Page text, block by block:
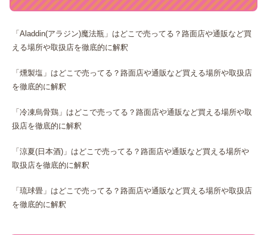
「Aladdin(アラジン)魔法瓶」はどこで売ってる？路面店や通販など買
える場所や取扱店を徹底的に解釈
「燻製塩」はどこで売ってる？路面店や通販など買える場所や取扱店
を徹底的に解釈
「冷凍烏骨鶏」はどこで売ってる？路面店や通販など買える場所や取
扱店を徹底的に解釈
「涼夏(日本酒)」はどこで売ってる？路面店や通販など買える場所や
取扱店を徹底的に解釈
「琉球畳」はどこで売ってる？路面店や通販など買える場所や取扱店
を徹底的に解釈